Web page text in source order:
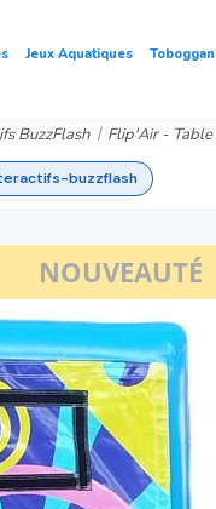
Jeux Aquatiques
BuzzFlash Flip'Air - Table
buzzflash
NOUVEAUTÉ